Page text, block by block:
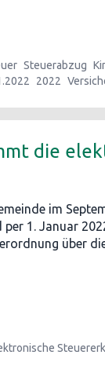
Steuerabzug
2022
die
im
per 1. Januar
über